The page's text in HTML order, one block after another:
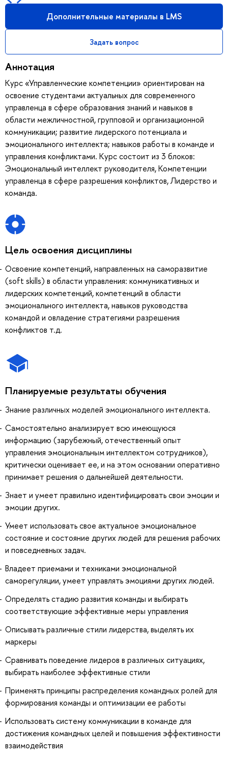
Дополнительные материалы в LMS
Задать вопрос
Аннотация
Курс «Управленческие компетенции» ориентирован на
освоение студентами актуальных для современного
управленца в сфере образования знаний и навыков в
области межличностной, групповой и организационной
коммуникации; развитие лидерского потенциала и
эмоционального интеллекта; навыков работы в команде и
управления конфликтами. Курс состоит из 3 блоков:
Эмоциональный интеллект руководителя, Компетенции
управленца в сфере разрешения конфликтов, Лидерство и
команда.
Цель освоения дисциплины
Освоение компетенций, направленных на саморазвитие
(soft skills) в области управления: коммуникативных и
лидерских компетенций, компетенций в области
эмоционального интеллекта, навыков руководства
командой и овладение стратегиями разрешения
конфликтов т.д.
Планируемые результаты обучения
Знание различных моделей эмоционального интеллекта.
Самостоятельно анализирует всю имеющуюся
информацию (зарубежный, отечественный опыт
управления эмоциональным интеллектом сотрудников),
критически оценивает ее, и на этом основании оперативно
принимает решения о дальнейшей деятельности.
Знает и умеет правильно идентифицировать свои эмоции и
эмоции других.
Умеет использовать свое актуальное эмоциональное
состояние и состояние других людей для решения рабочих
и повседневных задач.
Владеет приемами и техниками эмоциональной
саморегуляции, умеет управлять эмоциями других людей.
Определять стадию развития команды и выбирать
соответствующие эффективные меры управления
Описывать различные стили лидерства, выделять их
маркеры
Сравнивать поведение лидеров в различных ситуациях,
выбирать наиболее эффективные стили
Применять принципы распределения командных ролей для
формирования команды и оптимизации ее работы
Использовать систему коммуникации в команде для
достижения командных целей и повышения эффективности
взаимодействия